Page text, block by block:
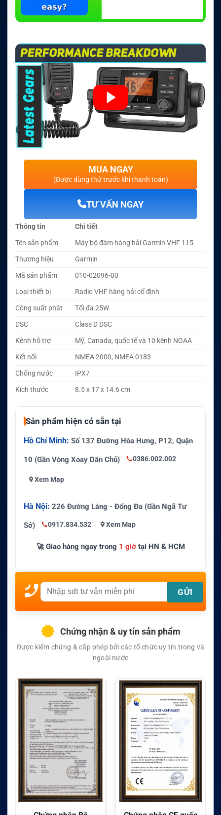
MUA NGAY
(Được dùng thử trước khi thanh toán)
TƯ VẤN NGAY
Thông tin
Chi tiết
Tên sản phẩm
Máy bộ đàm hàng hải Garmin VHF 115
Thương hiệu
Garmin
Mã sản phẩm
010-02096-00
Loại thiết bị
Radio VHF hàng hải cố định
Công suất phát
Tối đa 25W
DSC
Class D DSC
Kênh hỗ trợ
Mỹ, Canada, quốc tế và 10 kênh NOAA
Kết nối
NMEA 2000, NMEA 0183
Chống nước
IPX7
Kích thước
8.5 x 17 x 14.6 cm
Sản phẩm hiện có sẵn tại
Hồ Chí Minh: Số 137 Đường Hòa Hưng, P12, Quận
10 (Gần Vòng Xoay Dân Chủ) 0386.002.002
Xem Map
Hà Nội: 226 Đường Láng - Đống Đa (Gần Ngã Tư
Sở) 0917.834.532 Xem Map
🚀 Giao hàng ngay trong 1 giờtại HN & HCM
Chứng nhận & uy tín sản phẩm
Được kiểm chứng & cấp phép bởi các tổ chức uy tín trong và
ngoài nước